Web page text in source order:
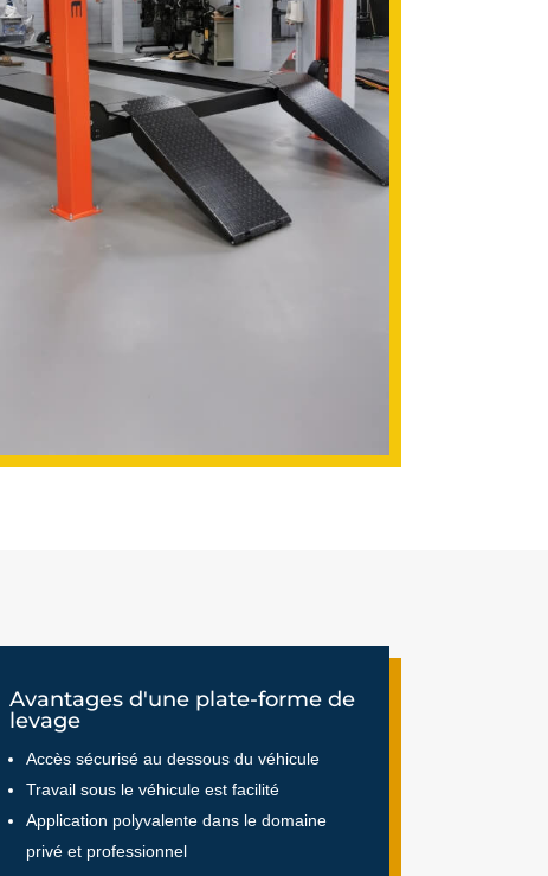
Avantages d'une plate-forme de
levage
Accès sécurisé au dessous du véhicule
Travail sous le véhicule est facilité
Application polyvalente dans le domaine
privé et professionnel